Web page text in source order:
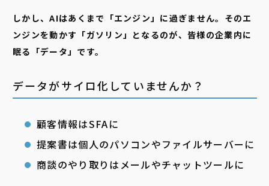
しかし、AIはあくまで「エンジン」に過ぎません。そのエ
ンジンを動かす「ガソリン」となるのが、皆様の企業内に
眠る「データ」です。
データがサイロ化していませんか？
顧客情報はSFAに
提案書は個人のパソコンやファイルサーバーに
商談のやり取りはメールやチャットツールに